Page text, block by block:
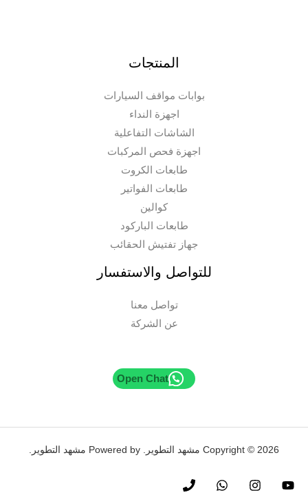
المنتجات
بوابات مواقف السيارات
اجهزة النداء
الشاشات التفاعلية
اجهزة فحص المركبات
طابعات الكروت
طابعات الفواتير
كوالين
طابعات الباركود
جهاز تفتيش الحقائب
للتواصل والاستفسار
تواصل معنا
عن الشركة
Open Chat
Copyright © 2026 مشهد التطوير. Powered by مشهد التطوير.